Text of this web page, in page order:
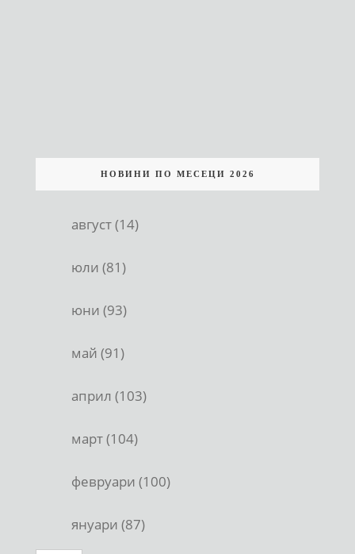
НОВИНИ ПО МЕСЕЦИ 2026
август (14)
юли (81)
юни (93)
май (91)
април (103)
март (104)
февруари (100)
януари (87)